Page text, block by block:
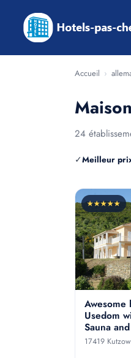
Accueil ›
24
✓Meilleur
★★★★★
Awesome
Usedom
Sauna
17419 Kutzow